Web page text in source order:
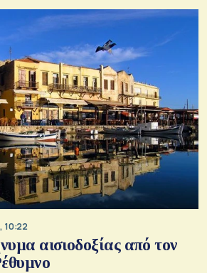
10:22
αισιοδοξίας από τον